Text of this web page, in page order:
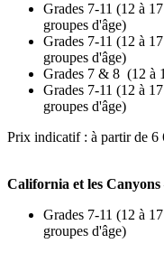
Grades 7-11 (12 à
groupes d'âge)
Grades 7-11 (12 à
groupes d'âge)
Grades 7 & 8 (12 à
Grades 7-11 (12 à
groupes d'âge)
Prix indicatif : à partir de 6
California et les Canyons
Grades 7-11 (12 à
groupes d'âge)